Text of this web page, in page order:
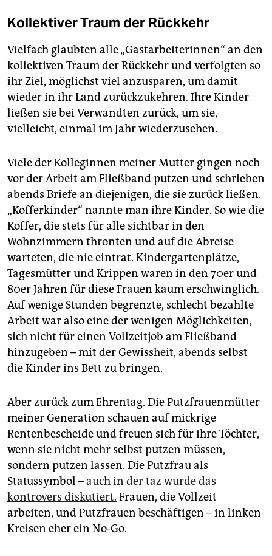
Kollektiver Traum der Rückkehr
Vielfach glaubten alle „Gastarbeiterinnen“ an den
kollektiven Traum der Rückkehr und verfolgten so
ihr Ziel, möglichst viel anzusparen, um damit
wieder in ihr Land zurückzukehren. Ihre Kinder
ließen sie bei Verwandten zurück, um sie,
vielleicht, einmal im Jahr wiederzusehen.
Viele der Kolleginnen meiner Mutter gingen noch
vor der Arbeit am Fließband putzen und schrieben
abends Briefe an diejenigen, die sie zurück ließen.
„Kofferkinder“ nannte man ihre Kinder. So wie die
Koffer, die stets für alle sichtbar in den
Wohnzimmern thronten und auf die Abreise
warteten, die nie eintrat. Kindergartenplätze,
Tagesmütter und Krippen waren in den 70er und
80er Jahren für diese Frauen kaum erschwinglich.
Auf wenige Stunden begrenzte, schlecht bezahlte
Arbeit war also eine der wenigen Möglichkeiten,
sich nicht für einen Vollzeitjob am Fließband
hinzugeben – mit der Gewissheit, abends selbst
die Kinder ins Bett zu bringen.
Aber zurück zum Ehrentag. Die Putzfrauenmütter
meiner Generation schauen auf mickrige
Rentenbescheide und freuen sich für ihre Töchter,
wenn sie nicht mehr selbst putzen müssen,
sondern putzen lassen. Die Putzfrau als
Statussymbol –auch in der taz wurde das
kontrovers diskutiert. Frauen, die Vollzeit
arbeiten, und Putzfrauen beschäftigen – in linken
Kreisen eher ein No-Go.